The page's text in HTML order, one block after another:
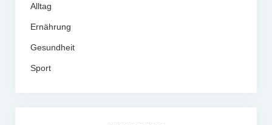
Alltag
Ernährung
Gesundheit
Sport